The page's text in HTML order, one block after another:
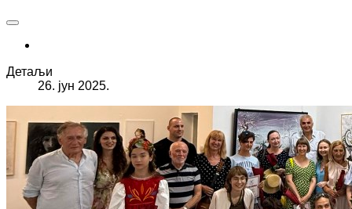
Детаљи
26. јун 2025.